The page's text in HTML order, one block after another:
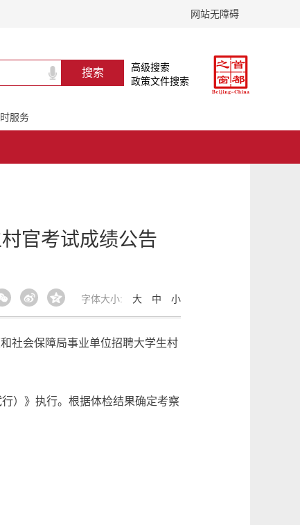
网站无障碍
高级搜索
政策文件搜索
服务
官考试成绩公告
字体大小: 大 中 小
社会保障局事业单位招聘大学生村
）》执行。根据体检结果确定考察